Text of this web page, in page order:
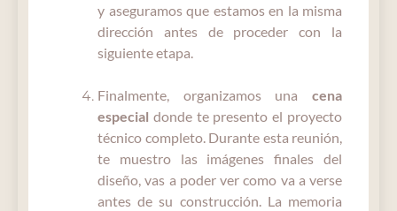
y aseguramos que estamos en la misma
dirección antes de proceder con la
siguiente etapa.
Finalmente, organizamos una cena
especial donde te presento el proyecto
técnico completo. Durante esta reunión,
te muestro las imágenes finales del
diseño, vas a poder ver como va a verse
antes de su construcción. La memoria